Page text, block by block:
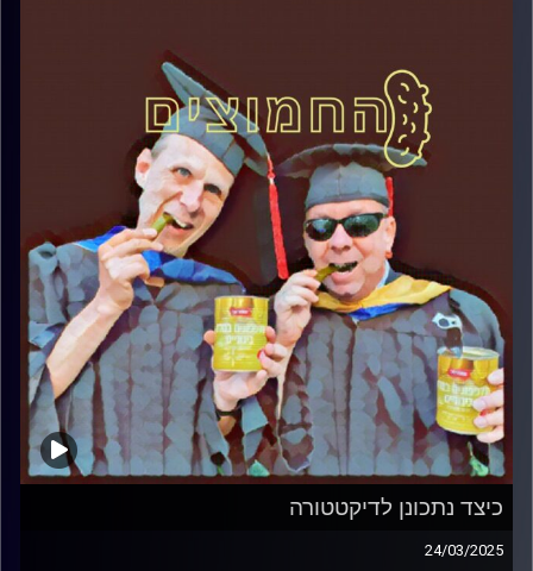
כיצד נתכונן לדיקטטורה
24/03/2025